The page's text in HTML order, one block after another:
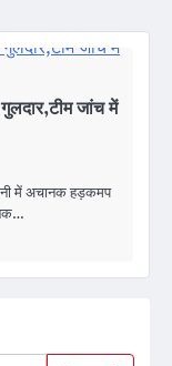
जांच में
में अचानक हड़कमप